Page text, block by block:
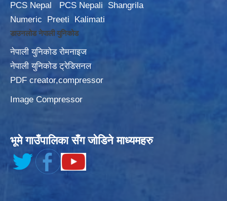
PCS Nepal PCS Nepali
Shangrila
Numeric
Preeti Kalimati
डाउनलोड नेपाली युनिकोड
नेपाली युनिकोड रोमनाइज
नेपाली युनिकोड ट्रेडिसनल
PDF creator,compressor
Image Compressor
भूमे गाउँपालिका सँग जोडिने माध्यमहरु